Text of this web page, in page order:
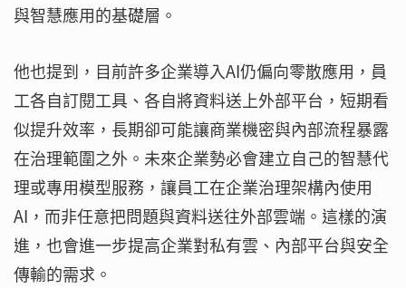
與智慧應用的基礎層。
他也提到，目前許多企業導入AI仍偏向零散應用，員
工各自訂閱工具、各自將資料送上外部平台，短期看
似提升效率，長期卻可能讓商業機密與內部流程暴露
在治理範圍之外。未來企業勢必會建立自己的智慧代
理或專用模型服務，讓員工在企業治理架構內使用
AI，而非任意把問題與資料送往外部雲端。這樣的演
進，也會進一步提高企業對私有雲、內部平台與安全
傳輸的需求。